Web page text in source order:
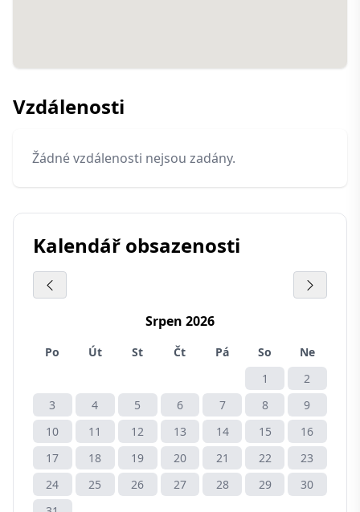
Vzdálenosti
Žádné vzdálenosti nejsou zadány.
Kalendář obsazenosti
Srpen 2026
Po Út St Čt Pá So
Ne
1
2
3
4 5 6 7 8
9
10
11 12 13 14 15
16
17
18 19 20 21 22
23
24
25 26 27 28 29
30